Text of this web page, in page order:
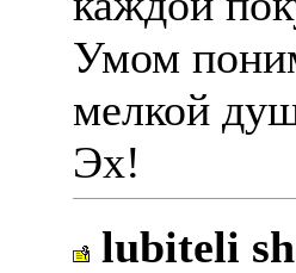
Умом
мелкой
Эх!
lubiteli